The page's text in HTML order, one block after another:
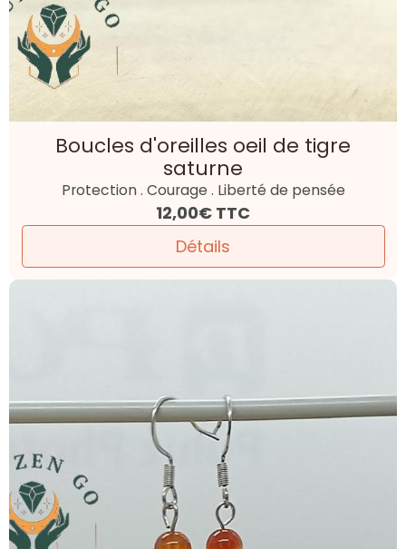
Boucles d'oreilles oeil de tigre
saturne
Protection . Courage . Liberté de pensée
12,00€ TTC
Détails